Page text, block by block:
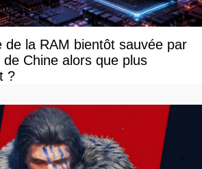
de la RAM bientôt sauvée par
Chine alors que plus
?